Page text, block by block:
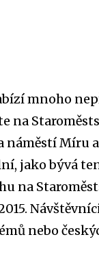
mnoho
na
náměstí Míru
jako bývá
na
nebo